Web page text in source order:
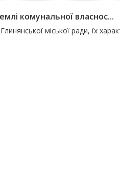
комунальної власнос...
міської ради, їх